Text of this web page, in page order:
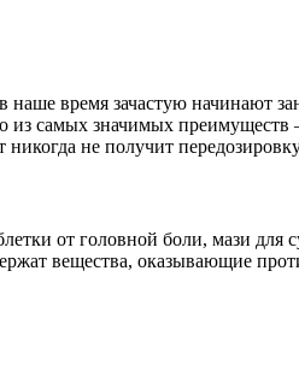
время зачастую начинают
самых значимых
не получит
от головной боли, мази
вещества, оказывающие